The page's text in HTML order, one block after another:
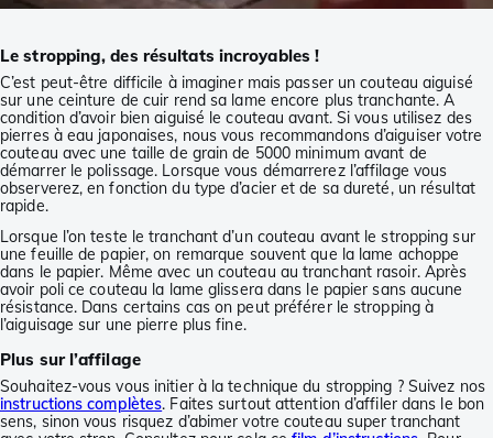
Le stropping, des résultats incroyables !
C’est peut-être difficile à imaginer mais passer un couteau aiguisé
sur une ceinture de cuir rend sa lame encore plus tranchante. A
condition d’avoir bien aiguisé le couteau avant. Si vous utilisez des
pierres à eau japonaises, nous vous recommandons d’aiguiser votre
couteau avec une taille de grain de 5000 minimum avant de
démarrer le polissage. Lorsque vous démarrerez l’affilage vous
observerez, en fonction du type d’acier et de sa dureté, un résultat
rapide.
Lorsque l’on teste le tranchant d’un couteau avant le stropping sur
une feuille de papier, on remarque souvent que la lame achoppe
dans le papier. Même avec un couteau au tranchant rasoir. Après
avoir poli ce couteau la lame glissera dans le papier sans aucune
résistance. Dans certains cas on peut préférer le stropping à
l’aiguisage sur une pierre plus fine.
Plus sur l’affilage
Souhaitez-vous vous initier à la technique du stropping ? Suivez nos
instructions complètes. Faites surtout attention d’affiler dans le bon
sens, sinon vous risquez d’abimer votre couteau super tranchant